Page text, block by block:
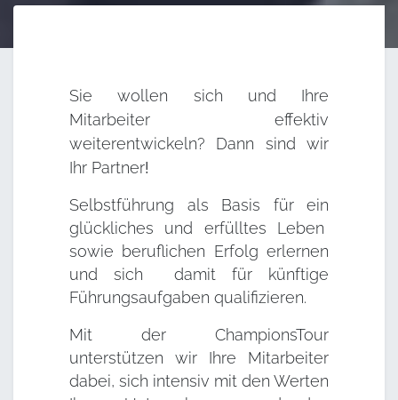
Sie wollen sich und Ihre
Mitarbeiter effektiv
weiterentwickeln? Dann sind wir
Ihr Partner!
Selbstführung als Basis für ein
glückliches und erfülltes Leben
sowie beruflichen Erfolg erlernen
und sich damit für künftige
Führungsaufgaben qualifizieren.
Mit der ChampionsTour
unterstützen wir Ihre Mitarbeiter
dabei, sich intensiv mit den Werten